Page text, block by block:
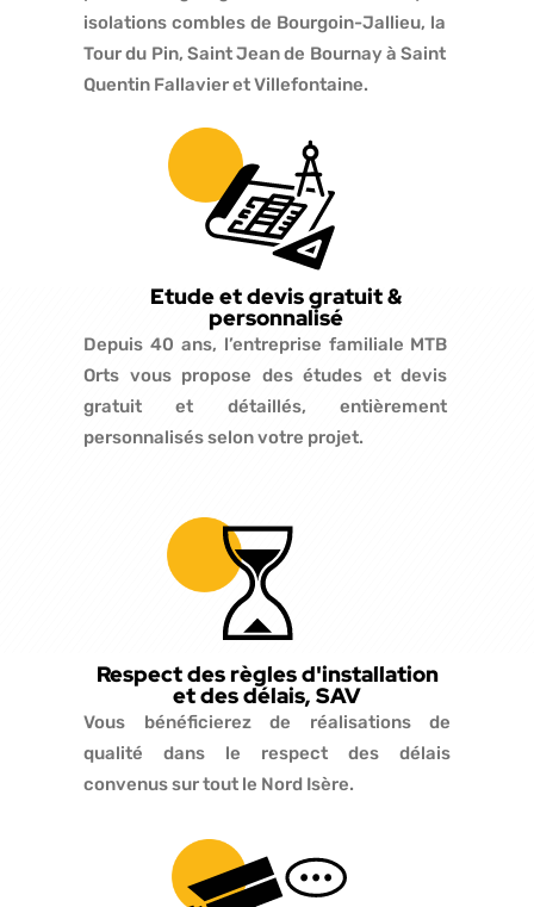
isolations combles de Bourgoin-Jallieu, la
Tour du Pin, Saint Jean de Bournay à Saint
Quentin Fallavier et Villefontaine.
Etude et devis gratuit &
personnalisé
Depuis 40 ans, l’entreprise familiale MTB
Orts vous propose des études et devis
gratuit et détaillés, entièrement
personnalisés selon votre projet.
Respect des règles d'installation
et des délais, SAV
Vous bénéficierez de réalisations de
qualité dans le respect des délais
convenus sur tout le Nord Isère.